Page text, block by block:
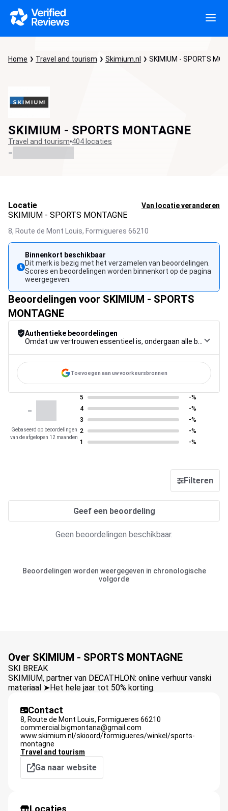
Home Travel and tourism Skimium.nl SKIMIUM - SPORTS
SKIMIUM - SPORTS MONTAGNE
Travel and tourism 404 locaties
-
Locatie Van locatie veranderen
SKIMIUM - SPORTS MONTAGNE
8, Route de Mont Louis, Formigueres 66210
Binnenkort beschikbaar
Dit merk is bezig met het verzamelen van beoordelingen.
Scores en beoordelingen worden binnenkort op de pagina
weergegeven.
Beoordelingen voor SKIMIUM - SPORTS
MONTAGNE
Authentieke beoordelingen
Toevoegen aan uw voorkeursbronnen
-
Gebaseerd op beoordelingen
van de afgelopen 12 maanden
5
-%
4
-%
3
-%
2
-%
1
-%
Filteren
Geef een beoordeling
Geen beoordelingen beschikbaar.
Beoordelingen worden weergegeven in chronologische
volgorde
Over SKIMIUM - SPORTS MONTAGNE
SKI BREAK
SKIMIUM, partner van DECATHLON: online verhuur vanski
materiaal ➤Het hele jaar tot 50% korting.
Contact
8, Route de Mont Louis, Formigueres 66210
commercial.bigmontana@gmail.com
www.skimium.nl/skioord/formigueres/winkel/sports-
montagne
Travel and tourism
Ga naar website
Locaties